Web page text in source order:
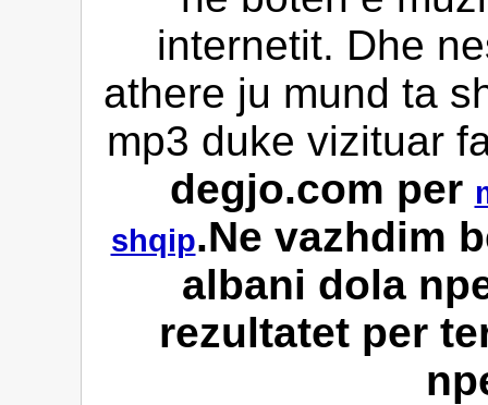
internetit. Dhe
athere ju mund ta
mp3 duke vizituar
degjo.com per
shqip.Ne vazhdim
albani dola
rezultatet per